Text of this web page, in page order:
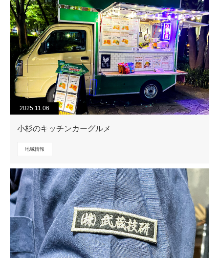
2025.11.06
小杉のキッチンカーグルメ
地域情報